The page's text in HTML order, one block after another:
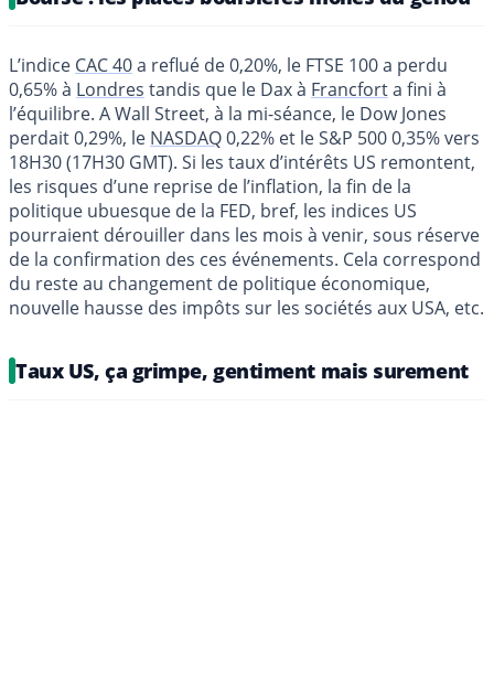
L’indice CAC 40a reflué de 0,20%, le FTSE 100 a perdu
0,65% à Londres tandis que le Dax à Francforta fini à
l’équilibre. A Wall Street, à la mi-séance, le Dow Jones
perdait 0,29%, le NASDAQ0,22% et le S&P 500 0,35% vers
18H30 (17H30 GMT). Si les taux d’intérêts US remontent,
les risques d’une reprise de l’inflation, la fin de la
politique ubuesque de la FED, bref, les indices US
pourraient dérouiller dans les mois à venir, sous réserve
de la confirmation des ces événements. Cela correspond
du reste au changement de politique économique,
nouvelle hausse des impôts sur les sociétés aux USA, etc.
Taux US, ça grimpe, gentiment mais surement